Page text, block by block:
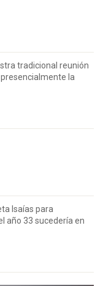
tradicional reunión
la
Isaías para
año 33 sucedería en